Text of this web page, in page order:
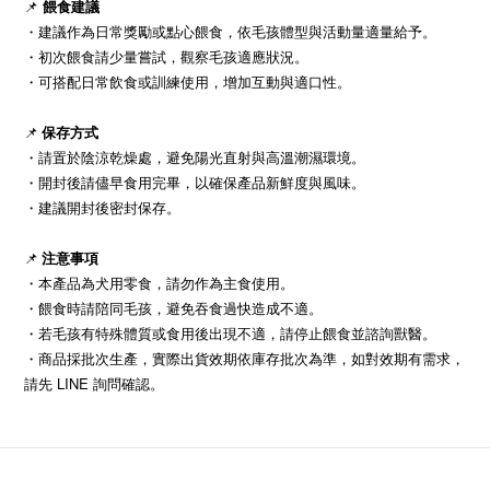
📌 餵食建議
・ 建議作為日常獎勵或點心餵食，依毛孩體型與活動量適量給予。
・ 初次餵食請少量嘗試，觀察毛孩適應狀況。
・ 可搭配日常飲食或訓練使用，增加互動與適口性。
📌 保存方式
・ 請置於陰涼乾燥處，避免陽光直射與高溫潮濕環境。
・ 開封後請儘早食用完畢，以確保產品新鮮度與風味。
・ 建議開封後密封保存。
📌 注意事項
・ 本產品為犬用零食，請勿作為主食使用。
・ 餵食時請陪同毛孩，避免吞食過快造成不適。
・ 若毛孩有特殊體質或食用後出現不適，請停止餵食並諮詢獸醫。
・商品採批次生產，實際出貨效期依庫存批次為準，如對效期有需求，
請先 LINE 詢問確認。